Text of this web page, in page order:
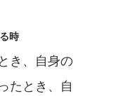
時
き、自身の
たとき、自